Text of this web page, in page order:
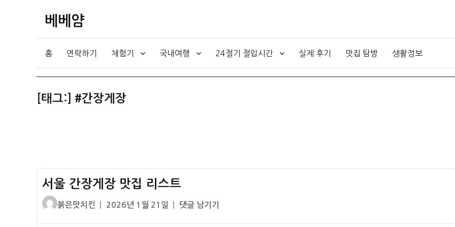
베베얌
홈 연락하기 체험기 국내여행 24절기 절입시간 실제 후기 맛집 탐방 생활정보
[태그:] #간장게장
서울 간장게장 맛집 리스트
글
붉은맛치킨
작
2026년 1월 21일
서
댓글 남기기